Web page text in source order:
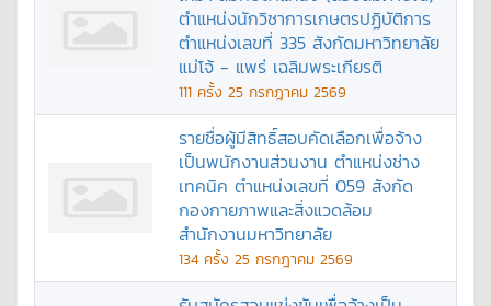
ตำแหน่งนักวิชาการเกษตรปฏิบัติการ
ตำแหน่งเลขที่ 335 สังกัดมหาวิทยาลัย
แม่โจ้ - แพร่ เฉลิมพระเกียรติ
111 ครั้ง 25 กรกฎาคม 2569
รายชื่อผู้มีสิทธิ์สอบคัดเลือกเพื่อจ้าง
เป็นพนักงานส่วนงาน ตำแหน่งช่าง
เทคนิค ตำแหน่งเลขที่ 059 สังกัด
กองกายภาพและสิ่งแวดล้อม
สำนักงานมหาวิทยาลัย
134 ครั้ง 25 กรกฎาคม 2569